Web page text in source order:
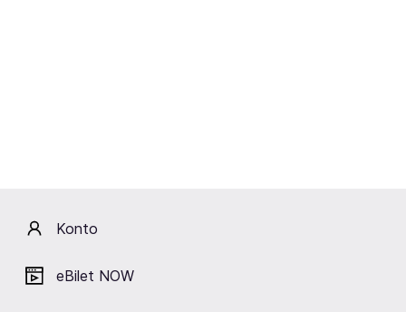
Konto
eBilet NOW